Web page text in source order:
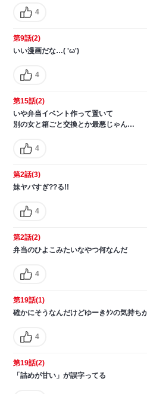
4
第9話(2)
いい漫画だな…( 'ω')
4
第15話(2)
いや弁当イベント作って置いて
別の女と箱ごと交換とか最悪じゃん…
4
第2話(3)
妹ヤバすぎ??る!!
4
第2話(2)
弁当のひよこみたいなやつ何なんだ
4
第19話(1)
確かにそうなんだけどゆーきｸﾝの気持ち
4
第19話(2)
「詰めが甘い」が誤字ってる